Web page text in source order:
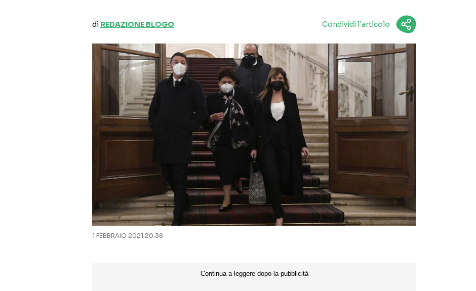
di REDAZIONE BLOGO Condividi l'articolo
1 FEBBRAIO 2021 20:38